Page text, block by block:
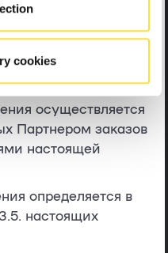
cookies
автоматически в
Партнером
Фактическое
осуществляется
Партнером заказов
настоящей
определяется в
настоящих